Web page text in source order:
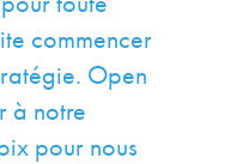
commencer
Open
à notre
pour nous